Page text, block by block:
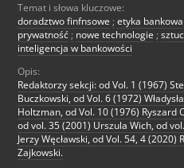
Temat i słowa kluczowe:
doradztwo finfnsowe ; etyka bankowa
prywatność ; nowe technologie ;
inteligencja w bankowości
Opis:
Redaktorzy sekcji: od Vol. 1 (1967)
Buczkowski, od Vol. 6 (1972)
Holtzman, od Vol. 10 (1976) Ryszard
od vol. 35 (2001) Urszula Wich, od
Jerzy Węcławski, od Vol. 54, 4 (2020)
Zajkowski.